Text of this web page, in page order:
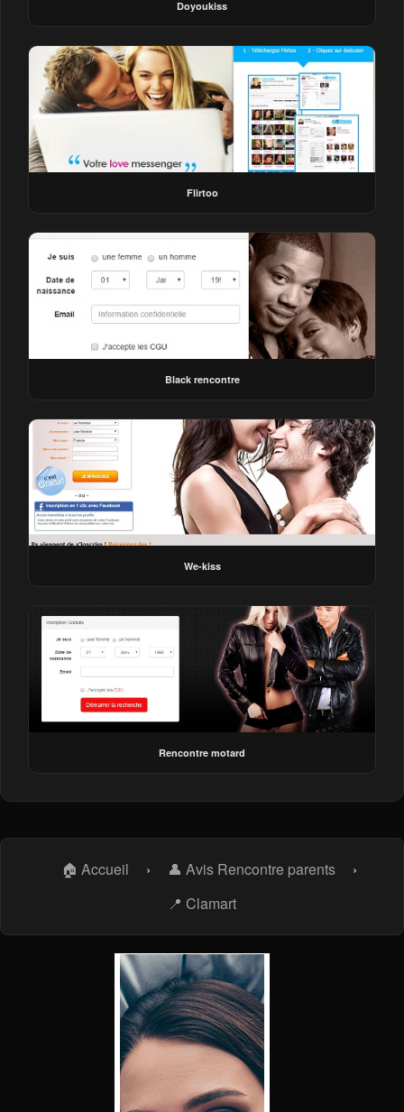
Doyoukiss
Flirtoo
Black rencontre
We-kiss
Rencontre motard
🏠 Accueil › 👤 Avis Rencontre parents
›
📍 Clamart